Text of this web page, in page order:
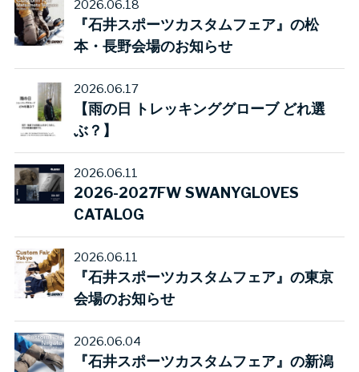
2026.06.18
『石井スポーツカスタムフェア』の松
本・長野会場のお知らせ
2026.06.17
【雨の日 トレッキンググローブ どれ選
ぶ？】
2026.06.11
2026-2027FW SWANYGLOVES
CATALOG
2026.06.11
『石井スポーツカスタムフェア』の東京
会場のお知らせ
2026.06.04
『石井スポーツカスタムフェア』の新潟